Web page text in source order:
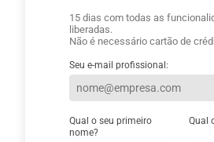
15 dias com todas as
liberadas.
Não é necessário cartão de
Seu e-mail profissional:
Qual o seu primeiro
nome?
Qual